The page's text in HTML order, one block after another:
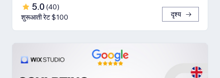
5.0 (40)
शुरूआती रेट $100
दृश्य